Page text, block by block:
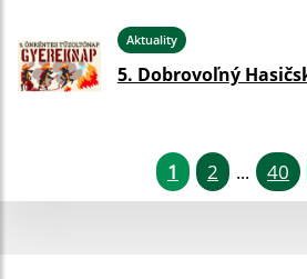
Aktuality
5. Dobrovoľný
1 2 ... 40